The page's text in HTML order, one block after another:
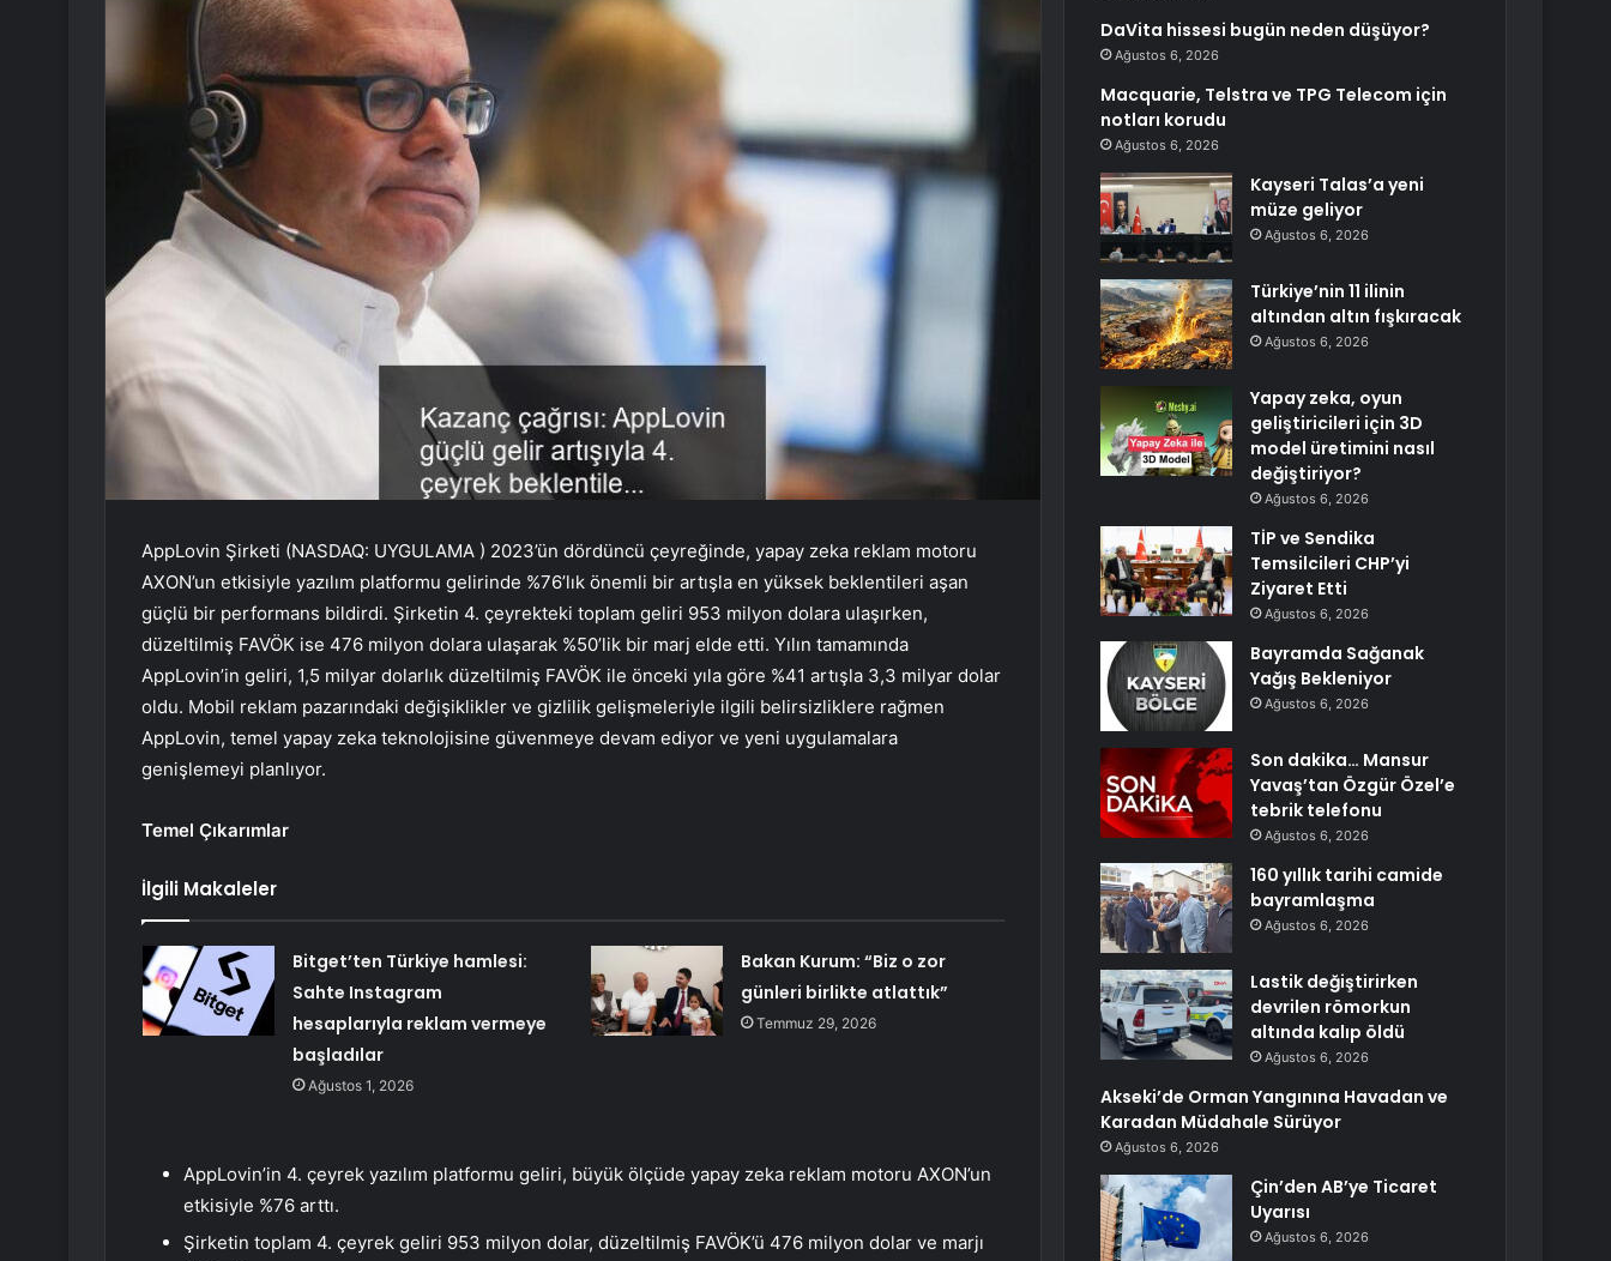
AppLovin Şirketi (NASDAQ: UYGULAMA ) 2023’ün dördüncü çeyreğinde, yapay zeka reklam motoru
AXON’un etkisiyle yazılım platformu gelirinde %76’lık önemli bir artışla en yüksek beklentileri aşan
güçlü bir performans bildirdi. Şirketin 4. çeyrekteki toplam geliri 953 milyon dolara ulaşırken,
düzeltilmiş FAVÖK ise 476 milyon dolara ulaşarak %50’lik bir marj elde etti. Yılın tamamında
AppLovin’in geliri, 1,5 milyar dolarlık düzeltilmiş FAVÖK ile önceki yıla göre %41 artışla 3,3 milyar dolar
oldu. Mobil reklam pazarındaki değişiklikler ve gizlilik gelişmeleriyle ilgili belirsizliklere rağmen
AppLovin, temel yapay zeka teknolojisine güvenmeye devam ediyor ve yeni uygulamalara
genişlemeyi planlıyor.
Temel Çıkarımlar
İlgili Makaleler
Bitget’ten Türkiye hamlesi:
Sahte Instagram
hesaplarıyla reklam vermeye
başladılar
Ağustos 1, 2026
Bakan Kurum: “Biz o zor
günleri birlikte atlattık”
Temmuz 29, 2026
AppLovin’in 4. çeyrek yazılım platformu geliri, büyük ölçüde yapay zeka reklam motoru AXON’un
etkisiyle %76 arttı.
Şirketin toplam 4. çeyrek geliri 953 milyon dolar, düzeltilmiş FAVÖK’ü 476 milyon dolar ve marjı
DaVita hissesi bugün neden düşüyor?
Ağustos 6, 2026
Macquarie, Telstra ve TPG Telecom için
notları korudu
Ağustos 6, 2026
Kayseri Talas’a yeni
müze geliyor
Ağustos 6, 2026
Türkiye’nin 11 ilinin
altından altın fışkıracak
Ağustos 6, 2026
Yapay zeka, oyun
geliştiricileri için 3D
model üretimini nasıl
değiştiriyor?
Ağustos 6, 2026
TİP ve Sendika
Temsilcileri CHP’yi
Ziyaret Etti
Ağustos 6, 2026
Bayramda Sağanak
Yağış Bekleniyor
Ağustos 6, 2026
Son dakika… Mansur
Yavaş’tan Özgür Özel’e
tebrik telefonu
Ağustos 6, 2026
160 yıllık tarihi camide
bayramlaşma
Ağustos 6, 2026
Lastik değiştirirken
devrilen römorkun
altında kalıp öldü
Ağustos 6, 2026
Akseki’de Orman Yangınına Havadan ve
Karadan Müdahale Sürüyor
Ağustos 6, 2026
Çin’den AB’ye Ticaret
Uyarısı
Ağustos 6, 2026